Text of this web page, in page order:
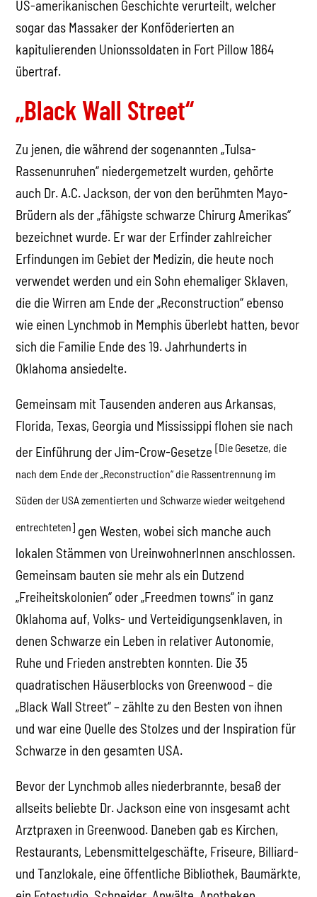
US-amerikanischen Geschichte verurteilt, welcher
sogar das Massaker der Konföderierten an
kapitulierenden Unionssoldaten in Fort Pillow 1864
übertraf.
„Black Wall Street“
Zu jenen, die während der sogenannten „Tulsa-
Rassenunruhen“ niedergemetzelt wurden, gehörte
auch Dr. A.C. Jackson, der von den berühmten Mayo-
Brüdern als der „fähigste schwarze Chirurg Amerikas“
bezeichnet wurde. Er war der Erfinder zahlreicher
Erfindungen im Gebiet der Medizin, die heute noch
verwendet werden und ein Sohn ehemaliger Sklaven,
die die Wirren am Ende der „Reconstruction“ ebenso
wie einen Lynchmob in Memphis überlebt hatten, bevor
sich die Familie Ende des 19. Jahrhunderts in
Oklahoma ansiedelte.
Gemeinsam mit Tausenden anderen aus Arkansas,
Florida, Texas, Georgia und Mississippi flohen sie nach
der Einführung der Jim-Crow-Gesetze[Die Gesetze, die
nach dem Ende der „Reconstruction“ die Rassentrennung im
Süden der USA zementierten und Schwarze wieder weitgehend
entrechteten] gen Westen, wobei sich manche auch
lokalen Stämmen von UreinwohnerInnen anschlossen.
Gemeinsam bauten sie mehr als ein Dutzend
„Freiheitskolonien“ oder „Freedmen towns“ in ganz
Oklahoma auf, Volks- und Verteidigungsenklaven, in
denen Schwarze ein Leben in relativer Autonomie,
Ruhe und Frieden anstrebten konnten. Die 35
quadratischen Häuserblocks von Greenwood – die
„Black Wall Street“ – zählte zu den Besten von ihnen
und war eine Quelle des Stolzes und der Inspiration für
Schwarze in den gesamten USA.
Bevor der Lynchmob alles niederbrannte, besaß der
allseits beliebte Dr. Jackson eine von insgesamt acht
Arztpraxen in Greenwood. Daneben gab es Kirchen,
Restaurants, Lebensmittelgeschäfte, Friseure, Billiard-
und Tanzlokale, eine öffentliche Bibliothek, Baumärkte,